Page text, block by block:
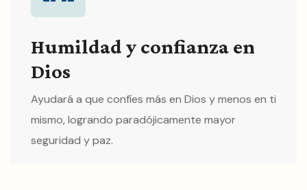
Humildad y confianza en
Dios
Ayudará a que confíes más en Dios y menos en ti
mismo, logrando paradójicamente mayor
seguridad y paz.